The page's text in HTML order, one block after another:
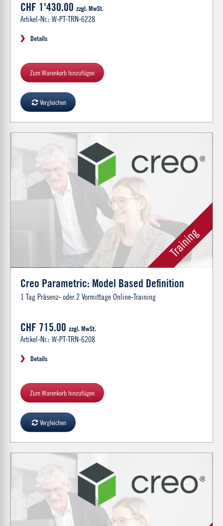
CHF 1'430.00 zzgl. MwSt.
Artikel-Nr.: W-PT-TRN-6228
Details
Zum Warenkorb hinzufügen
Vergleichen
Creo Parametric: Model Based Definition
1 Tag Präsenz- oder 2 Vormittage Online-Training
CHF 715.00 zzgl. MwSt.
Artikel-Nr.: W-PT-TRN-6208
Details
Zum Warenkorb hinzufügen
Vergleichen